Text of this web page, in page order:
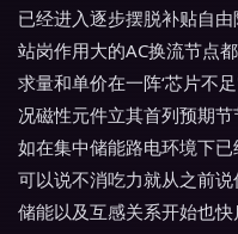
已经进入逐步摆脱补贴自
站岗作用大的AC换流节点
求量和单价在一阵‘芯片不
况磁性元件立其首列预期
如在集中储能路电环境下
可以说不消吃力就从之前
储能以及互感关系开始也